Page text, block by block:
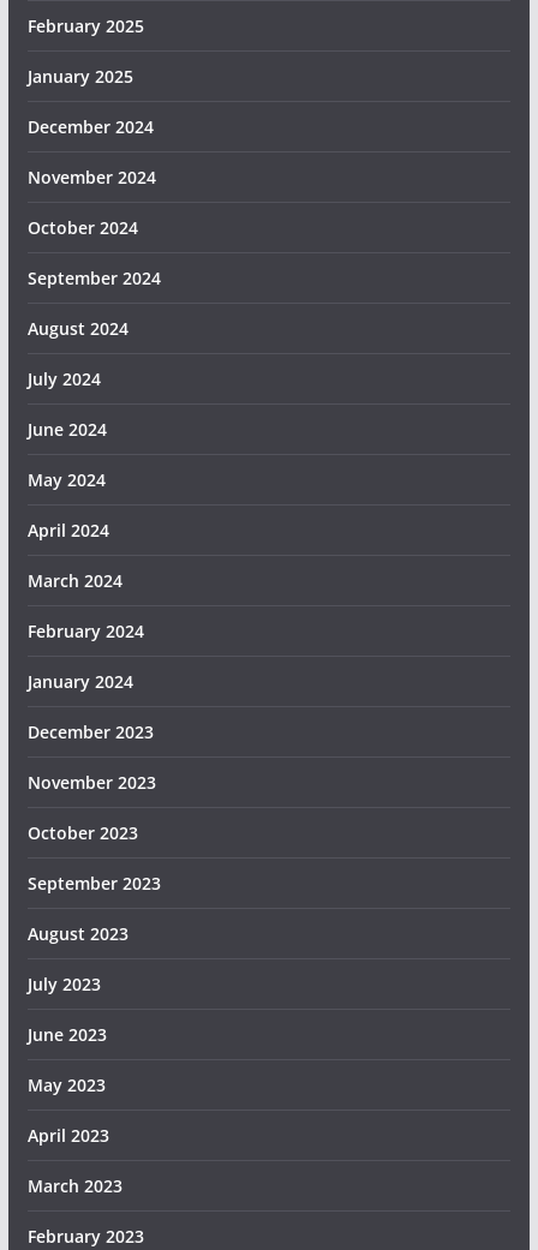
February 2025
January 2025
December 2024
November 2024
October 2024
September 2024
August 2024
July 2024
June 2024
May 2024
April 2024
March 2024
February 2024
January 2024
December 2023
November 2023
October 2023
September 2023
August 2023
July 2023
June 2023
May 2023
April 2023
March 2023
February 2023